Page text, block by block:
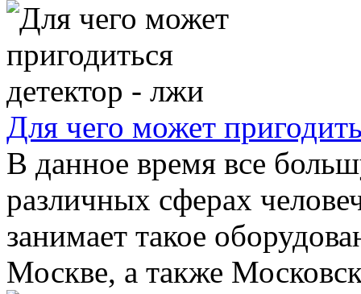
Для чего может
В данное время все
различных сферах
занимает такое
Москве, а также